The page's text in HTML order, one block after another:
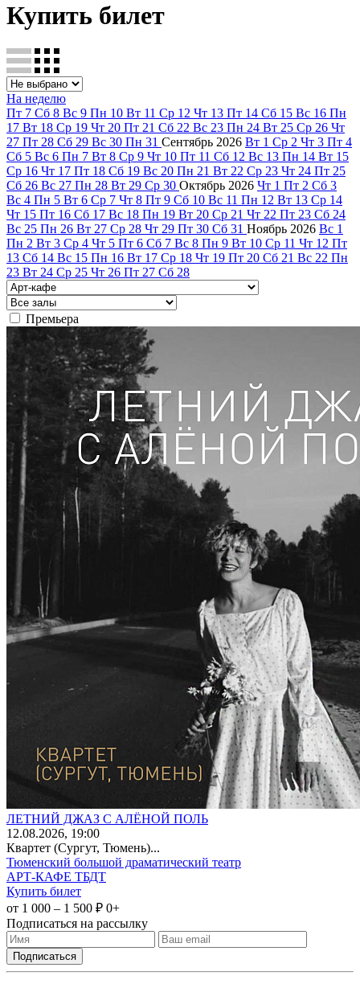
Купить билет
На неделю
Пт 7 Сб 8 Вс 9 Пн 10 Вт 11 Ср 12 Чт 13 Пт 14 Сб 15 Вс 16 Пн
17 Вт 18 Ср 19 Чт 20 Пт 21 Сб 22 Вс 23 Пн 24 Вт 25 Ср 26 Чт
27 Пт 28 Сб 29 Вс 30 Пн 31 Сентябрь 2026 Вт 1 Ср 2 Чт 3 Пт 4
Сб 5 Вс 6 Пн 7 Вт 8 Ср 9 Чт 10 Пт 11 Сб 12 Вс 13 Пн 14 Вт 15
Ср 16 Чт 17 Пт 18 Сб 19 Вс 20 Пн 21 Вт 22 Ср 23 Чт 24 Пт 25
Сб 26 Вс 27 Пн 28 Вт 29 Ср 30 Октябрь 2026 Чт 1 Пт 2 Сб 3
Вс 4 Пн 5 Вт 6 Ср 7 Чт 8 Пт 9 Сб 10 Вс 11 Пн 12 Вт 13 Ср 14
Чт 15 Пт 16 Сб 17 Вс 18 Пн 19 Вт 20 Ср 21 Чт 22 Пт 23 Сб 24
Вс 25 Пн 26 Вт 27 Ср 28 Чт 29 Пт 30 Сб 31 Ноябрь 2026 Вс 1
Пн 2 Вт 3 Ср 4 Чт 5 Пт 6 Сб 7 Вс 8 Пн 9 Вт 10 Ср 11 Чт 12 Пт
13 Сб 14 Вс 15 Пн 16 Вт 17 Ср 18 Чт 19 Пт 20 Сб 21 Вс 22 Пн
23 Вт 24 Ср 25 Чт 26 Пт 27 Сб 28
Премьера
ЛЕТНИЙ ДЖАЗ С АЛЁНОЙ ПОЛЬ
12.08.2026, 19:00
Квартет (Сургут, Тюмень)...
Тюменский большой драматический театр
АРТ-КАФЕ ТБДТ
Купить билет
от 1 000 – 1 500 ₽ 0+
Подписаться на рассылку